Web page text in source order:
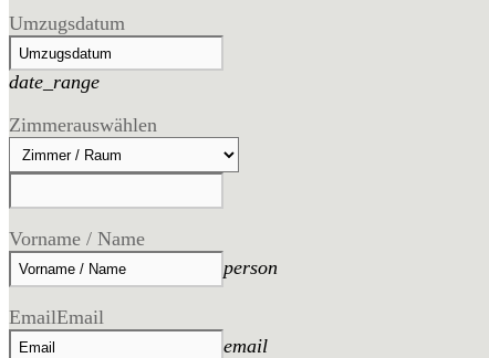
Umzugsdatum
date_range
Zimmerauswählen
Vorname / Name
person
EmailEmail
email